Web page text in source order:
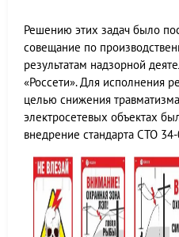
Решению этих задач было
совещание по
результатам надзорной
«Россети». Для исполнения
целью снижения
электросетевых объектах
внедрение стандарта СТО